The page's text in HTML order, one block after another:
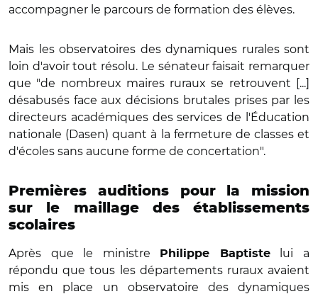
accompagner le parcours de formation des élèves.
Mais les observatoires des dynamiques rurales sont
loin d'avoir tout résolu. Le sénateur faisait remarquer
que "de nombreux maires ruraux se retrouvent [...]
désabusés face aux décisions brutales prises par les
directeurs académiques des services de l'Éducation
nationale (Dasen) quant à la fermeture de classes et
d'écoles sans aucune forme de concertation".
Premières auditions pour la mission
sur le maillage des établissements
scolaires
Après que le ministre Philippe Baptistelui a
répondu que tous les départements ruraux avaient
mis en place un observatoire des dynamiques